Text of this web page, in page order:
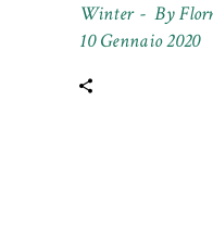
Winter By
10 Gennaio 2020